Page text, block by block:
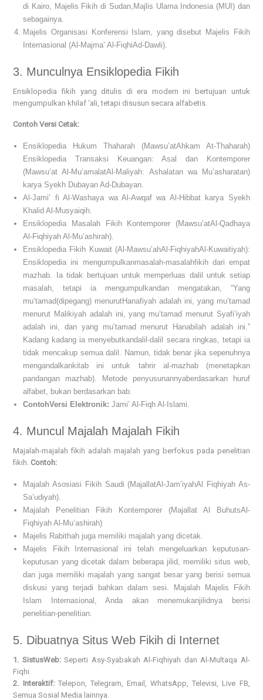
di Kairo, Majelis Fikih di Sudan,Majlis Ulama Indonesia (MUI) dan
sebagainya.
Majelis Organisasi Konferensi Islam, yang disebut Majelis Fikih
Internasional (Al-Majma’ Al-FiqhiAd-Dawli).
3. Munculnya Ensiklopedia Fikih
Ensiklopedia fikih yang ditulis di era modern ini bertujuan untuk
mengumpulkan khilaf ‘ali, tetapi disusun secara alfabetis.
Contoh Versi Cetak:
Ensiklopedia Hukum Thaharah (Mawsu’atAhkam At-Thaharah)
Ensiklopedia Transaksi Keuangan: Asal dan Kontemporer
(Mawsu’at Al-Mu’amalatAl-Maliyah: Ashalatan wa Mu’asharatan)
karya Syekh Dubayan Ad-Dubayan.
Al-Jami’ fi Al-Washaya wa Al-Awqaf wa Al-Hibbat karya Syekh
Khalid Al-Musyaiqih.
Ensiklopedia Masalah Fikih Kontemporer (Mawsu’atAl-Qadhaya
Al-Fiqhiyah Al-Mu’ashirah).
Ensiklopedia Fikih Kuwait (Al-Mawsu’ahAl-FiqhiyahAl-Kuwaitiyah):
Ensiklopedia ini mengumpulkanmasalah-masalahfikih dari empat
mazhab. Ia tidak bertujuan untuk memperluas dalil untuk setiap
masalah, tetapi ia mengumpulkandan mengatakan, “Yang
mu’tamad(dipegang) menurutHanafiyah adalah ini, yang mu’tamad
menurut Malikiyah adalah ini, yang mu’tamad menurut Syafi’iyah
adalah ini, dan yang mu’tamad menurut Hanabilah adalah ini.”
Kadang kadang ia menyebutkandalil-dalil secara ringkas, tetapi ia
tidak mencakup semua dalil. Namun, tidak benar jika sepenuhnya
mengandalkankitab ini untuk tahrir al-mazhab (menetapkan
pandangan mazhab). Metode penyusunannyaberdasarkan huruf
alfabet, bukan berdasarkan bab.
ContohVersi Elektronik: Jami’ Al-Fiqh Al-Islami.
4. Muncul Majalah Majalah Fikih
Majalah-majalah fikih adalah majalah yang berfokus pada penelitian
fikih. Contoh:
Majalah Asosiasi Fikih Saudi (MajallatAl-Jam’iyahAl Fiqhiyah As-
Sa’udiyah).
Majalah Penelitian Fikih Kontemporer (Majallat Al BuhutsAl-
Fiqhiyah Al-Mu’ashirah)
Majelis Rabithah juga memiliki majalah yang dicetak.
Majelis Fikih Internasional ini telah mengeluarkan keputusan-
keputusan yang dicetak dalam beberapa jilid, memiliki situs web,
dan juga memiliki majalah yang sangat besar yang berisi semua
diskusi yang terjadi bahkan dalam sesi. Majalah Majelis Fikih
Islam Internasional, Anda akan menemukanjilidnya berisi
penelitian-penelitian.
5. Dibuatnya Situs Web Fikih di Internet
1. SistusWeb:Seperti Asy-Syabakah Al-Fiqhiyah dan Al-Multaqa Al-
Fiqhi.
2. Interaktif:Telepon, Telegram, Email, WhatsApp, Televisi, Live FB,
Semua Sosial Media lainnya.